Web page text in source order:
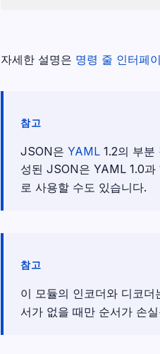
자세한 설명은 명령 줄 인터페
참고
JSON은 YAML 1.2의 부분
성된 JSON은 YAML 1.0과
로 사용할 수도 있습니다.
참고
이 모듈의 인코더와 디코
서가 없을 때만 순서가 손